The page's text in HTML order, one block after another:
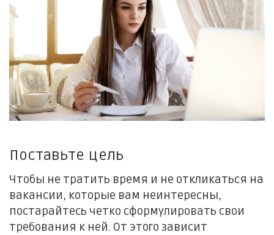
Поставьте цель
Чтобы не тратить время и не откликаться на
вакансии, которые вам неинтересны,
постарайтесь четко сформулировать свои
требования к ней. От этого зависит